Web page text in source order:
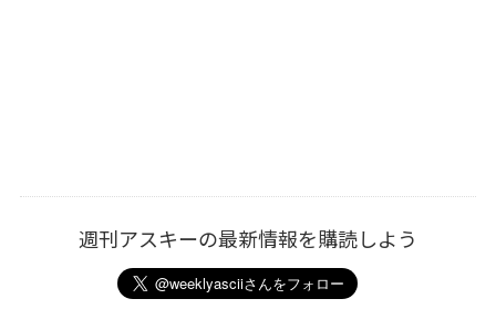
週刊アスキーの最新情報を購読しよう